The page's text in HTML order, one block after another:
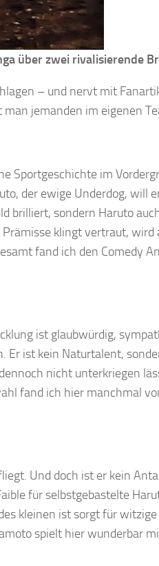
über zwei rivalisierende
– und nervt mit
jemanden im eigenen
Sportgeschichte im
der ewige Underdog, will
brilliert, sondern Haruto
klingt vertraut, wird
fand ich den Comedy
ist glaubwürdig,
Er ist kein Naturtalent,
nicht unterkriegen
fand ich hier manchmal
Und doch ist er kein
für selbstgebastelte
kleinen ist sorgt für witzige
spielt hier wunderbar